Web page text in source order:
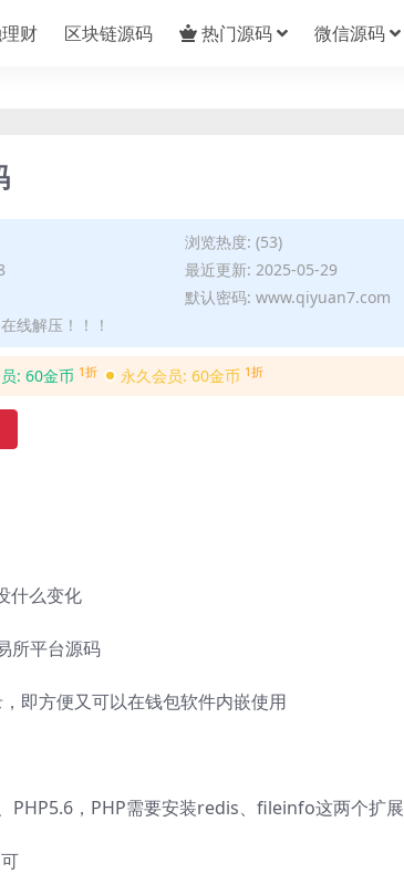
财 区块链源码 热门源码 微信源码
浏览热度: (53)
最近更新: 2025-05-29
默认密码: www.qiyuan7.com
线解压！！！
: 60金币 1折 永久会员: 60金币 1折
什么变化
所平台源码
即方便又可以在钱包软件内嵌使用
PHP5.6，PHP需要安装redis、fileinfo这两个扩展